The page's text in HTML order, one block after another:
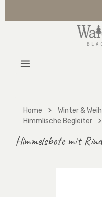
Home
Winter &
Himmlische Begleiter
Himmelsbote mit